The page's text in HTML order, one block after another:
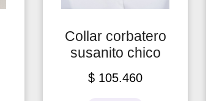
Collar corbatero
susanito chico
$ 105.460